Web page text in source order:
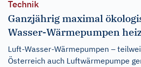
Technik
Ganzjährig maximal
Wasser-Wärmepumpen
Luft-Wasser-Wärmepumpen –
Österreich auch Luftwärmepumpe